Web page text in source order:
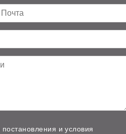
постановления и условия